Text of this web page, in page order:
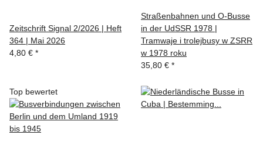
Zeitschrift Signal 2/2026 | Heft
364 | Mai 2026
4,80 € *
Straßenbahnen und O-Busse
in der UdSSR 1978 |
Tramwaje i trolejbusy w ZSRR
w 1978 roku
35,80 € *
Top bewertet